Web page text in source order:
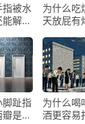
指被水
解锁
为什么吃
天放屁有
脚趾指
是返
为什么喝
酒更容易